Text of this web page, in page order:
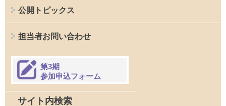
公開トピックス
担当者お問い合わせ
第3期
参加申込フォーム
サイト内検索